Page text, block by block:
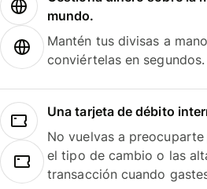
mundo.
Mantén tus divisas a
conviértelas en segundos.
Una tarjeta de débito
No vuelvas a
el tipo de cambio o las
transacción cuando